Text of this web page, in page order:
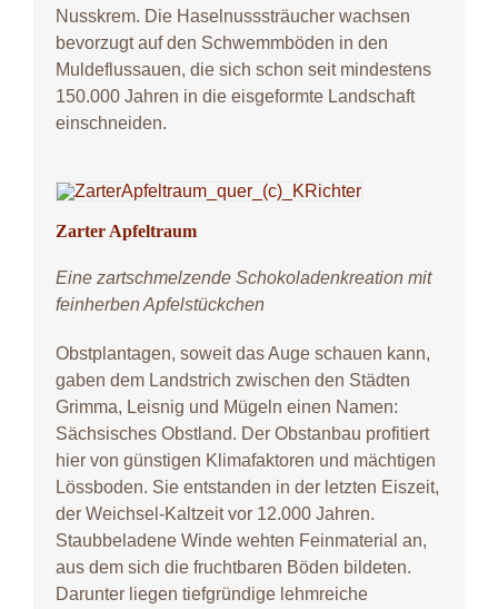
Nusskrem. Die Haselnusssträucher wachsen
bevorzugt auf den Schwemmböden in den
Muldeflussauen, die sich schon seit mindestens
150.000 Jahren in die eisgeformte Landschaft
einschneiden.
Zarter Apfeltraum
Eine zartschmelzende Schokoladenkreation mit
feinherben Apfelstückchen
Obstplantagen, soweit das Auge schauen kann,
gaben dem Landstrich zwischen den Städten
Grimma, Leisnig und Mügeln einen Namen:
Sächsisches Obstland. Der Obstanbau profitiert
hier von günstigen Klimafaktoren und mächtigen
Lössboden. Sie entstanden in der letzten Eiszeit,
der Weichsel-Kaltzeit vor 12.000 Jahren.
Staubbeladene Winde wehten Feinmaterial an,
aus dem sich die fruchtbaren Böden bildeten.
Darunter liegen tiefgründige lehmreiche